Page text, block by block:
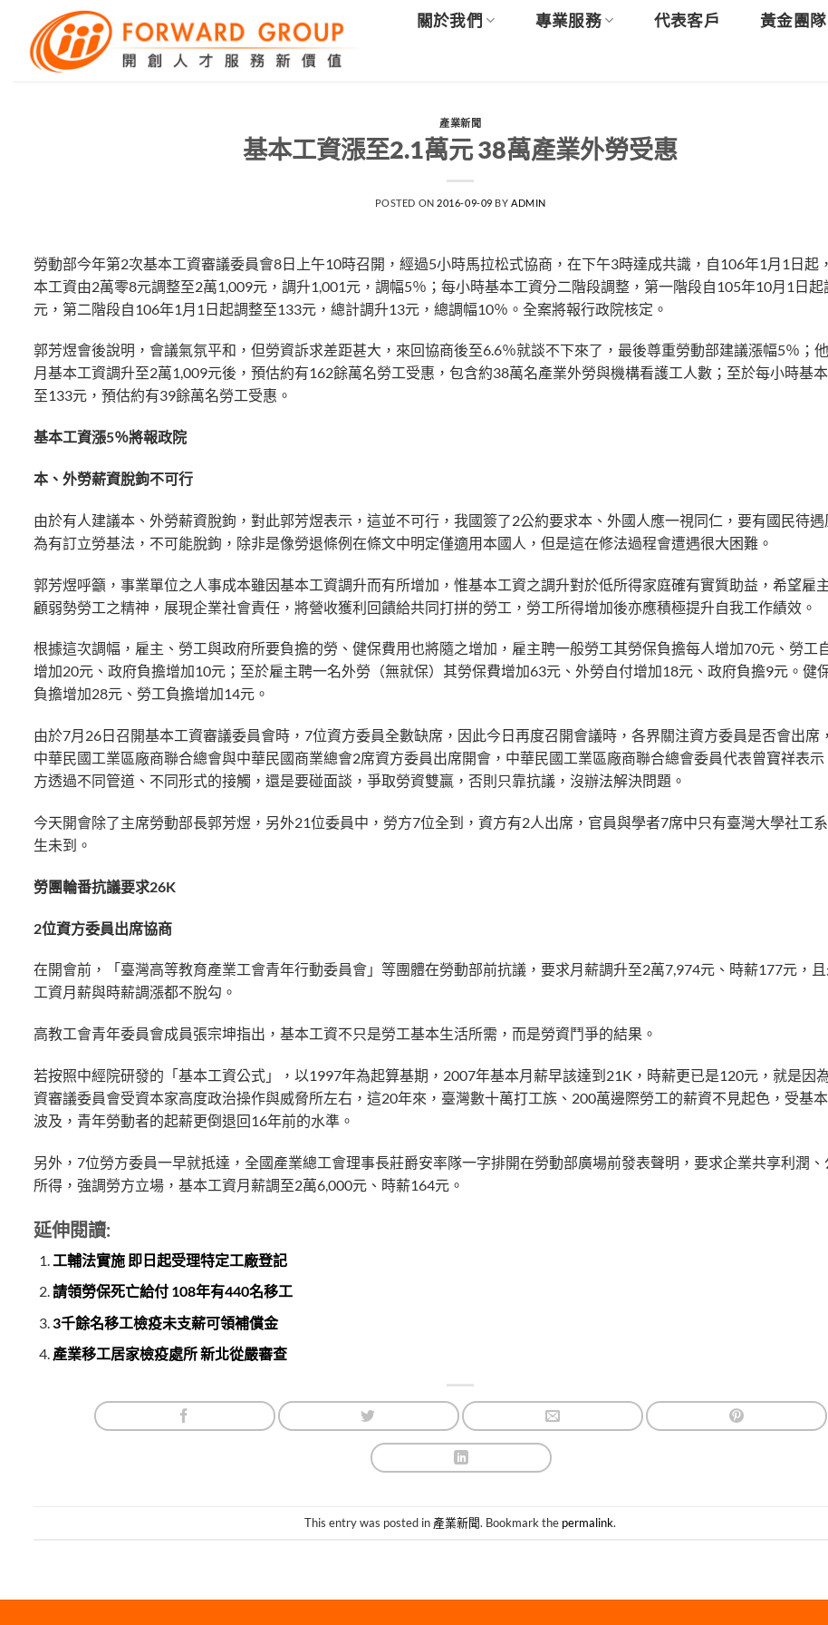
content
關於我們 專業服務 代表客戶 黃金團隊
產業新聞
基本工資漲至2.1萬元 38萬產業外勞受惠
POSTED ON 2016-09-09 BY ADMIN
勞動部今年第2次基本工資審議委員會8日上午10時召開，經過5小時馬拉松式協商，在下午3時達成共識，自106年1月1日起
本工資由2萬零8元調整至2萬1,009元，調升1,001元，調幅5％；每小時基本工資分二階段調整，第一階段自105年10月1日起
元，第二階段自106年1月1日起調整至133元，總計調升13元，總調幅10％。全案將報行政院核定。
郭芳煜會後說明，會議氣氛平和，但勞資訴求差距甚大，來回協商後至6.6％就談不下來了，最後尊重勞動部建議漲幅5％；
月基本工資調升至2萬1,009元後，預估約有162餘萬名勞工受惠，包含約38萬名產業外勞與機構看護工人數；至於每小時基
至133元，預估約有39餘萬名勞工受惠。
基本工資漲5％將報政院
本、外勞薪資脫鉤不可行
由於有人建議本、外勞薪資脫鉤，對此郭芳煜表示，這並不可行，我國簽了2公約要求本、外國人應一視同仁，要有國民待遇
為有訂立勞基法，不可能脫鉤，除非是像勞退條例在條文中明定僅適用本國人，但是這在修法過程會遭遇很大困難。
郭芳煜呼籲，事業單位之人事成本雖因基本工資調升而有所增加，惟基本工資之調升對於低所得家庭確有實質助益，希望雇
顧弱勢勞工之精神，展現企業社會責任，將營收獲利回饋給共同打拼的勞工，勞工所得增加後亦應積極提升自我工作績效。
根據這次調幅，雇主、勞工與政府所要負擔的勞、健保費用也將隨之增加，雇主聘一般勞工其勞保負擔每人增加70元、勞工
增加20元、政府負擔增加10元；至於雇主聘一名外勞（無就保）其勞保費增加63元、外勞自付增加18元、政府負擔9元。健
負擔增加28元、勞工負擔增加14元。
由於7月26日召開基本工資審議委員會時，7位資方委員全數缺席，因此今日再度召開會議時，各界關注資方委員是否會出席
中華民國工業區廠商聯合總會與中華民國商業總會2席資方委員出席開會，中華民國工業區廠商聯合總會委員代表曾寶祥表
方透過不同管道、不同形式的接觸，還是要碰面談，爭取勞資雙贏，否則只靠抗議，沒辦法解決問題。
今天開會除了主席勞動部長郭芳煜，另外21位委員中，勞方7位全到，資方有2人出席，官員與學者7席中只有臺灣大學社工
生未到。
勞團輪番抗議要求26K
2位資方委員出席協商
在開會前，「臺灣高等教育產業工會青年行動委員會」等團體在勞動部前抗議，要求月薪調升至2萬7,974元、時薪177元，
工資月薪與時薪調漲都不脫勾。
高教工會青年委員會成員張宗坤指出，基本工資不只是勞工基本生活所需，而是勞資鬥爭的結果。
若按照中經院研發的「基本工資公式」，以1997年為起算基期，2007年基本月薪早該達到21K，時薪更已是120元，就是因
資審議委員會受資本家高度政治操作與威脅所左右，這20年來，臺灣數十萬打工族、200萬邊際勞工的薪資不見起色，受基
波及，青年勞動者的起薪更倒退回16年前的水準。
另外，7位勞方委員一早就抵達，全國產業總工會理事長莊爵安率隊一字排開在勞動部廣場前發表聲明，要求企業共享利潤、
所得，強調勞方立場，基本工資月薪調至2萬6,000元、時薪164元。
延伸閱讀:
工輔法實施 即日起受理特定工廠登記
請領勞保死亡給付 108年有440名移工
3千餘名移工檢疫未支薪可領補償金
產業移工居家檢疫處所 新北從嚴審查
This entry was posted in 產業新聞. Bookmark the permalink.